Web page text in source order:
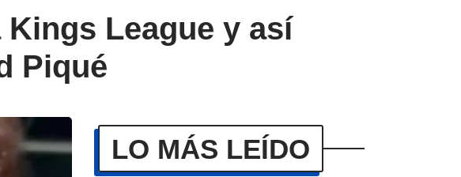
League y así
Piqué
LO MÁS LEÍDO